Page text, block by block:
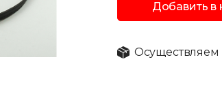
Добавить в
Осуществляем